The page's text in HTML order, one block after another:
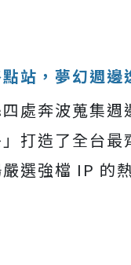
站，夢幻週邊
處奔波蒐集週
」打造了全台
選強檔 IP 的